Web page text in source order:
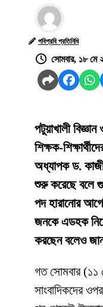
পবিপ্রবি প্রতিনিধি
সোমবার, ১৮
পটুয়াখালী
শিক্ষক-
অধ্যাপক ড.
শুরু করেছে বলে
পদ হারানোর
জনকে এডহক
করছেন বলেও
​গত সোমবার (১১
সাংবাদিকদের